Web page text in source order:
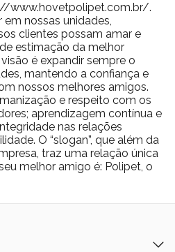
www.hovetpolipet.com.br/.
em nossas unidades,
clientes possam amar e
estimação da melhor
é expandir sempre o
mantendo a confiança e
nossos melhores amigos.
e respeito com os
aprendizagem contínua e
nas relações
O “slogan”, que além da
traz uma relação única
melhor amigo é: Polipet, o